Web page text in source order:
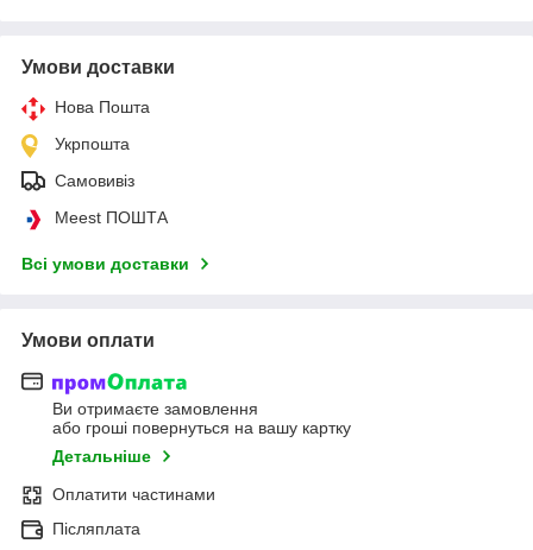
Умови доставки
Нова Пошта
Укрпошта
Самовивіз
Meest ПОШТА
Всі умови доставки
Умови оплати
Ви отримаєте замовлення
або гроші повернуться на вашу картку
Детальніше
Оплатити частинами
Післяплата